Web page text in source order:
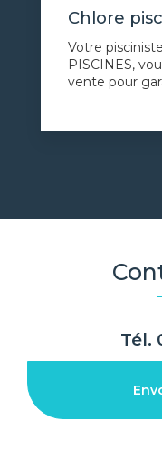
Chlore
Votre
PISCINES,
vente pour
Tél.